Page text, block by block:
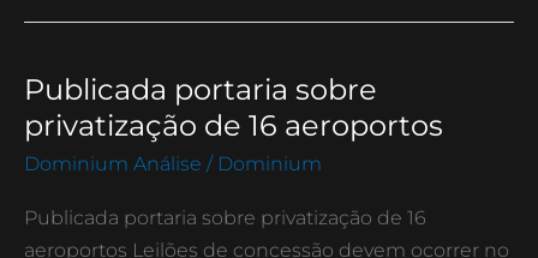
Publicada portaria sobre
privatização de 16 aeroportos
Dominium Análise / Dominium
Publicada portaria sobre privatização de 16
aeroportos Leilões de concessão devem ocorrer no
Publicada
portaria
sobre
de
16